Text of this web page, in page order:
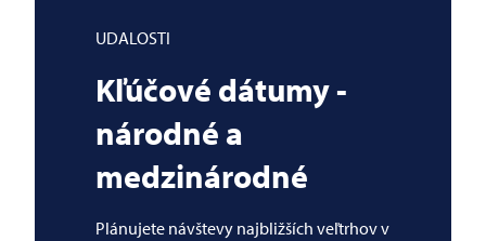
UDALOSTI
Kľúčové dátumy -
národné a
medzinárodné
Plánujete návštevy najbližších veľtrhov v